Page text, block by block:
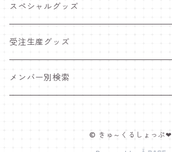
25.4 きゅ～くま
25新体制 衣装
25.2 メンカラ交換！メイド服
25.5 セーラー服
25.4 きゅ～くま
25新体制 衣装
25.5 セーラー服
25.4 きゅ～くま
25新体制 衣装
スペシャルグッズ
ワンマンライブグッズ
ペンライト
受注生産グッズ
推しTシャツ
メンバー別検索
© きゅ～くるしょっぷ❤